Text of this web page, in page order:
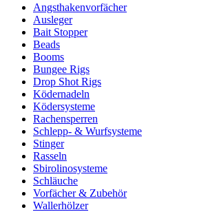
Angsthakenvorfächer
Ausleger
Bait Stopper
Beads
Booms
Bungee Rigs
Drop Shot Rigs
Ködernadeln
Ködersysteme
Rachensperren
Schlepp- & Wurfsysteme
Stinger
Rasseln
Sbirolinosysteme
Schläuche
Vorfächer & Zubehör
Wallerhölzer